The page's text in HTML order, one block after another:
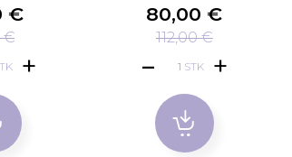
€
€
80,00 €
112,00 €
STK